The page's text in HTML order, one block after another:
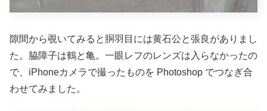
隙間から覗いてみると胴羽目には黄石公と張良がありまし
た。脇障子は鶴と亀。一眼レフのレンズは入らなかったの
で、iPhoneカメラで撮ったものを Photoshop でつなぎ合
わせてみました。